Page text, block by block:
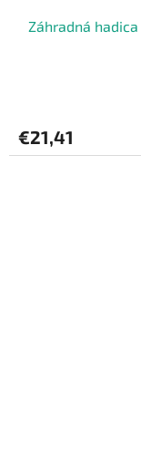
Záhradná hadica
€21,41